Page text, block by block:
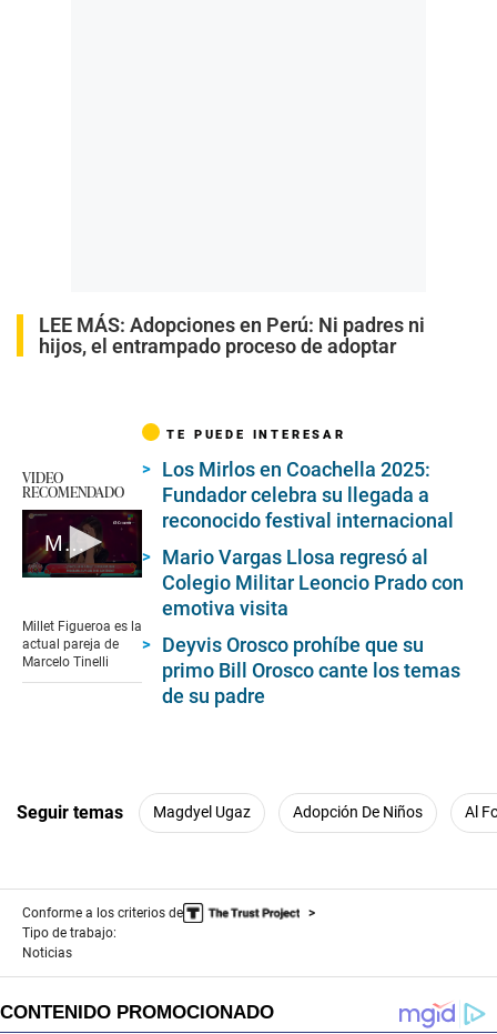
LEE MÁS: Adopciones en Perú: Ni padres ni
hijos, el entrampado proceso de adoptar
VIDEO
RECOMENDADO
Millet Figueroa discute con compañeros durante programa 'Cantando'
of
2
minutes,
Millet Figueroa es la
actual pareja de
Marcelo Tinelli
TE PUEDE INTERESAR
Los Mirlos en Coachella 2025:
Fundador celebra su llegada a
reconocido festival internacional
Mario Vargas Llosa regresó al
Colegio Militar Leoncio Prado con
emotiva visita
Deyvis Orosco prohíbe que su
primo Bill Orosco cante los temas
de su padre
Seguir temas Magdyel Ugaz Adopción De Niños Al
Conforme a los criterios de
Tipo de trabajo:
Noticias